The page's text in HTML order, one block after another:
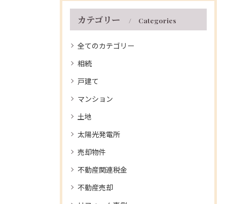
カテゴリー Categories
全てのカテゴリー
相続
戸建て
マンション
土地
太陽光発電所
売却物件
不動産関連税金
不動産売却